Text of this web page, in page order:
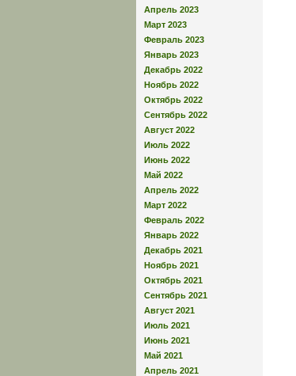
Апрель 2023
Март 2023
Февраль 2023
Январь 2023
Декабрь 2022
Ноябрь 2022
Октябрь 2022
Сентябрь 2022
Август 2022
Июль 2022
Июнь 2022
Май 2022
Апрель 2022
Март 2022
Февраль 2022
Январь 2022
Декабрь 2021
Ноябрь 2021
Октябрь 2021
Сентябрь 2021
Август 2021
Июль 2021
Июнь 2021
Май 2021
Апрель 2021